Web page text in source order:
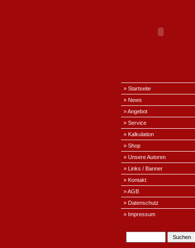
» Startseite
» News
» Angebot
» Service
» Kalkulation
» Shop
» Unsere Autoren
» Links / Banner
» Kontakt
» AGB
» Datenschutz
» Impressum